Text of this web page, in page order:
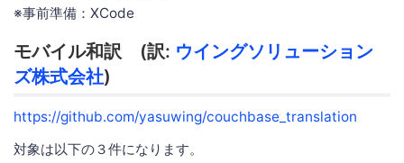
※事前準備：XCode
モバイル和訳 (訳: ウイングソリューション
ズ株式会社)
https://github.com/yasuwing/couchbase_translation
対象は以下の３件になります。